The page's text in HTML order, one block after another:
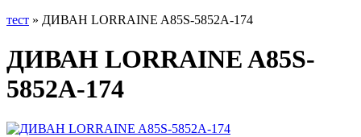
тест » ДИВАН LORRAINE A85S-5852A-174
ДИВАН LORRAINE A85S-
5852A-174